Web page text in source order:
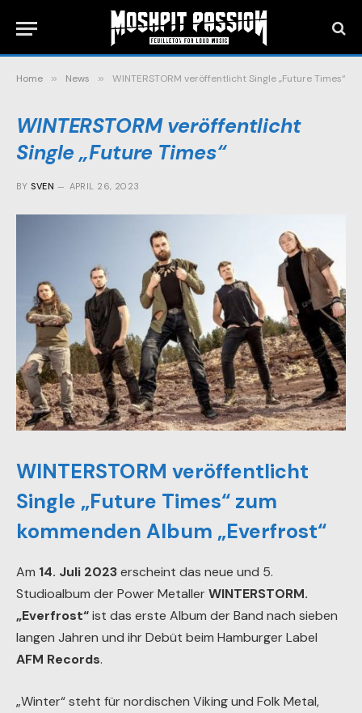
Home » News » WINTERSTORM veröffentlicht Single „Future Times“
WINTERSTORM veröffentlicht
Single „Future Times“
BY SVEN APRIL 26, 2023
WINTERSTORM veröffentlicht
Single „Future Times“ zum
kommenden Album „Everfrost“
Am 14. Juli 2023erscheint das neue und 5.
Studioalbum der Power MetallerWINTERSTORM.
„Everfrost“ist das erste Album der Band nach sieben
langen Jahren und ihr Debüt beim Hamburger Label
AFM Records.
„Winter“ steht für nordischen Viking und Folk Metal,